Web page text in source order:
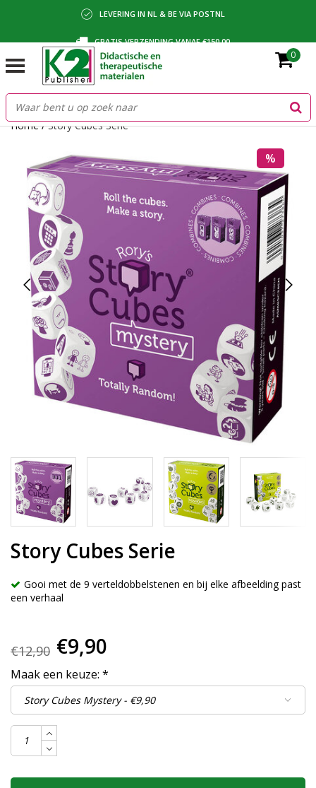
LEVERING IN NL & BE VIA POSTNL
GRATIS VERZENDING VANAF €150,00
BETALING VIA IDEAL, BANCONTACT OF FACTUUR
0
Home/Story Cubes Serie
%
Story Cubes Serie
Gooi met de 9 verteldobbelstenen en bij elke afbeelding past
een verhaal
€12,90 €9,90
Maak een keuze: *